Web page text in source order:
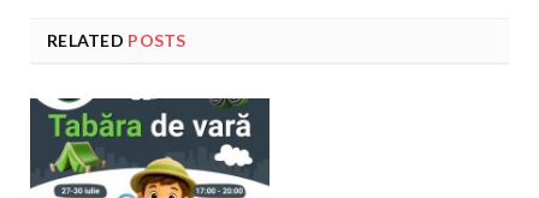
RELATED POSTS